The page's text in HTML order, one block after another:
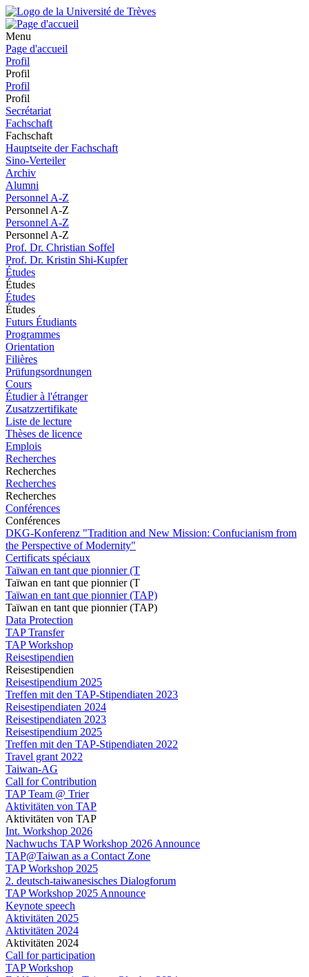
Menu
Page d'accueil
Profil
Profil
Profil
Profil
Secrétariat
Fachschaft
Fachschaft
Hauptseite der Fachschaft
Sino-Verteiler
Archiv
Alumni
Personnel A-Z
Personnel A-Z
Personnel A-Z
Personnel A-Z
Prof. Dr. Christian Soffel
Prof. Dr. Kristin Shi-Kupfer
Études
Études
Études
Études
Futurs Étudiants
Programmes
Orientation
Filières
Prüfungsordnungen
Cours
Étudier à l'étranger
Zusatzzertifikate
Liste de lecture
Thèses de licence
Emplois
Recherches
Recherches
Recherches
Recherches
Conférences
Conférences
DKG-Konferenz "Tradition and New Mission: Confucianism from
the Perspective of Modernity"
Certificats spéciaux
Taïwan en tant que pionnier (T
Taïwan en tant que pionnier (T
Taïwan en tant que pionnier (TAP)
Taïwan en tant que pionnier (TAP)
Data Protection
TAP Transfer
TAP Workshop
Reisestipendien
Reisestipendien
Reisestipendium 2025
Treffen mit den TAP-Stipendiaten 2023
Reisestipendiaten 2024
Reisestipendiaten 2023
Reisestipendium 2025
Treffen mit den TAP-Stipendiaten 2022
Travel grant 2022
Taiwan-AG
Call for Contribution
TAP Team @ Trier
Aktivitäten von TAP
Aktivitäten von TAP
Int. Workshop 2026
Nachwuchs TAP Workshop 2026 Announce
TAP@Taiwan as a Contact Zone
TAP Workshop 2025
2. deutsch-taiwanesisches Dialogforum
TAP Workshop 2025 Announce
Keynote speech
Aktivitäten 2025
Aktivitäten 2024
Aktivitäten 2024
Call for participation
TAP Workshop